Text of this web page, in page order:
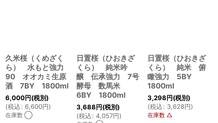
久米桜（くめざく
ら） 水もと強力
90 オオカミ生原
酒 7BY 1800ml
6,000円(税別)
(税込: 6,600円)
在庫数 ◯
日置桜（ひおきざ
くら） 純米吟
醸 伝承強力 7号
酵母 数馬米
6BY 1800ml
3,688円(税別)
(税込: 4,057円)
日置桜（ひおきざ
くら） 純米 俯
瞰強力 5BY
1800ml
3,298円(税別)
(税込: 3,628円)
在庫数 △